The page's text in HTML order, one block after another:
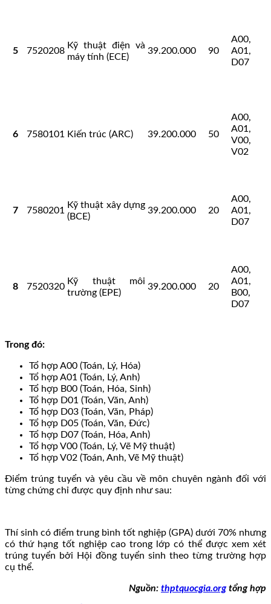
5 7520208
Kỹ thuật điện và
máy tính (ECE)
39.200.000 90
A00,
A01,
D07
6 7580101 Kiến trúc (ARC) 39.200.000 50
A00,
A01,
V00,
V02
7 7580201
Kỹ thuật xây dựng
(BCE)
39.200.000 20
A00,
A01,
D07
8 7520320
Kỹ thuật môi
trường (EPE)
39.200.000 20
A00,
A01,
B00,
D07
Trong đó:
Tổ hợp A00 (Toán, Lý, Hóa)
Tổ hợp A01 (Toán, Lý, Anh)
Tổ hợp B00 (Toán, Hóa, Sinh)
Tổ hợp D01 (Toán, Văn, Anh)
Tổ hợp D03 (Toán, Văn, Pháp)
Tổ hợp D05 (Toán, Văn, Đức)
Tổ hợp D07 (Toán, Hóa, Anh)
Tổ hợp V00 (Toán, Lý, Vẽ Mỹ thuật)
Tổ hợp V02 (Toán, Anh, Vẽ Mỹ thuật)
Điểm trúng tuyển và yêu cầu về môn chuyên ngành đối với
từng chứng chỉ được quy định như sau:
Thí sinh có điểm trung bình tốt nghiệp (GPA) dưới 70% nhưng
có thứ hạng tốt nghiệp cao trong lớp có thể được xem xét
trúng tuyển bởi Hội đồng tuyển sinh theo từng trường hợp
cụ thể.
Nguồn: thptquocgia.orgtổng hợp